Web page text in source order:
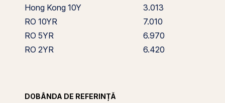
Hong Kong 10Y
3.013
RO 10YR
7.010
RO 5YR
6.970
RO 2YR
6.420
DOBÂNDA DE REFERINȚĂ